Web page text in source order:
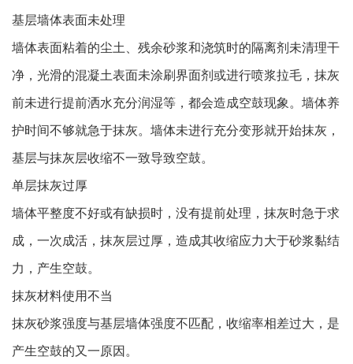
基层墙体表面未处理
墙体表面粘着的尘土、残余砂浆和浇筑时的隔离剂未清理干
净，光滑的混凝土表面未涂刷界面剂或进行喷浆拉毛，抹灰
前未进行提前洒水充分润湿等，都会造成空鼓现象。墙体养
护时间不够就急于抹灰。墙体未进行充分变形就开始抹灰，
基层与抹灰层收缩不一致导致空鼓。
单层抹灰过厚
墙体平整度不好或有缺损时，没有提前处理，抹灰时急于求
成，一次成活，抹灰层过厚，造成其收缩应力大于砂浆黏结
力，产生空鼓。
抹灰材料使用不当
抹灰砂浆强度与基层墙体强度不匹配，收缩率相差过大，是
产生空鼓的又一原因。